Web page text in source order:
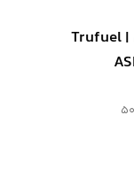
آشواگاندا تروفیول 100 عددی | Trufuel